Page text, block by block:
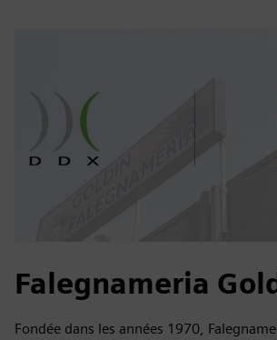
Falegnameria
Fondée dans les années 1970,